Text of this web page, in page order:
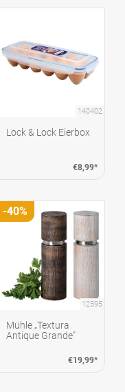
140402
Lock & Lock Eierbox
€8,99*
12595
Mühle „Textura
Antique Grande"
€19,99*
-40%